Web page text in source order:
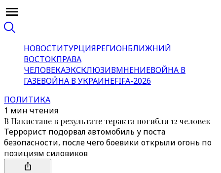
НОВОСТИТУРЦИЯРЕГИОНБЛИЖНИЙ
ВОСТОКПРАВА
ЧЕЛОВЕКАЭКСКЛЮЗИВМНЕНИЕВОЙНА В
ГАЗЕВОЙНА В УКРАИНЕFIFA-2026
ПОЛИТИКА
1 мин чтения
В Пакистане в результате теракта погибли 12 человек
Террорист подорвал автомобиль у поста
безопасности, после чего боевики открыли огонь по
позициям силовиков